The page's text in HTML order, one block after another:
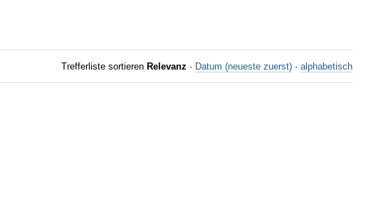
Trefferliste sortieren Relevanz · Datum (neueste zuerst) · alphabetisch